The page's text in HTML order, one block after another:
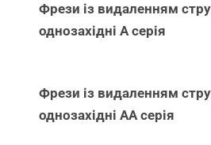
Фрези із видаленням
однозахідні А серія
Фрези із видаленням
однозахідні АА серія